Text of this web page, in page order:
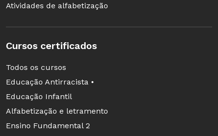
Atividades de alfabetização
Cursos certificados
Todos os cursos
Educação Antirracista •
Educação Infantil
Alfabetização e letramento
Ensino Fundamental 2